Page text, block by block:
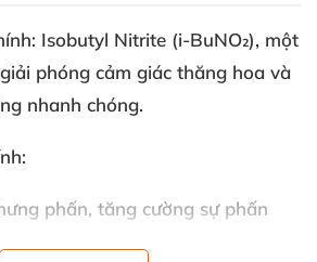
Isobutyl Nitrite (i-BuNO₂), một
phóng cảm giác thăng hoa và
nhanh chóng.
phấn, tăng cường sự phấn